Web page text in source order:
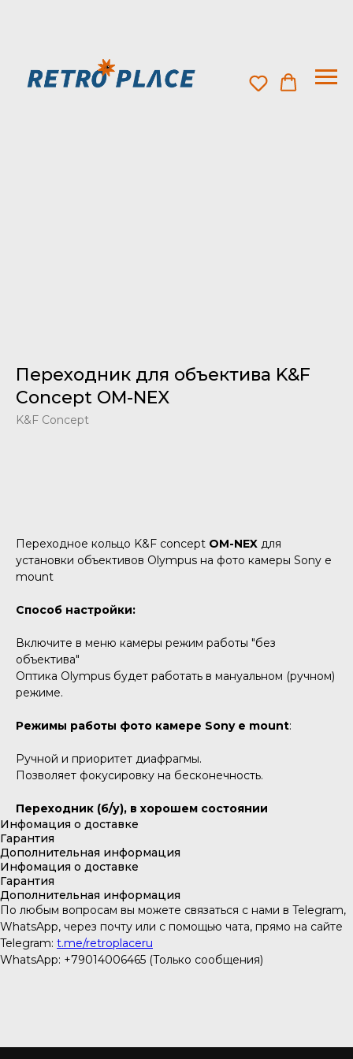
Переходник для объектива K&F
Concept OM-NEX
K&F Concept
Переходное кольцо K&F concept OM-NEX для
установки объективов Olympus на фото камеры Sony e
mount
Способ настройки:
Включите в меню камеры режим работы "без
объектива"
Оптика Olympus будет работать в мануальном (ручном)
режиме.
Режимы работы фото камере Sony e mount:
Ручной и приоритет диафрагмы.
Позволяет фокусировку на бесконечность.
Переходник (б/у), в хорошем состоянии
Инфомация о доставке
Гарантия
Дополнительная информация
Инфомация о доставке
Гарантия
Дополнительная информация
По любым вопросам вы можете связаться с нами в Telegram,
WhatsApp, через почту или с помощью чата, прямо на сайте
Telegram: t.me/retroplaceru
WhatsApp: +79014006465 (Только сообщения)